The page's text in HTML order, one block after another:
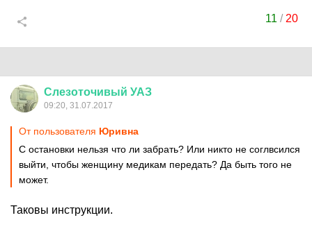
11 / 20
Слезоточивый УАЗ
09:20, 31.07.2017
От пользователя Юривна
С остановки нельзя что ли забрать? Или никто не соглвсился
выйти, чтобы женщину медикам передать? Да быть того не
может.
Таковы инструкции.